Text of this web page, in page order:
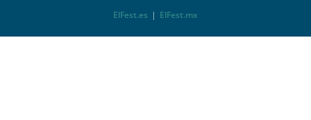
ElFest.es | ElFest.mx